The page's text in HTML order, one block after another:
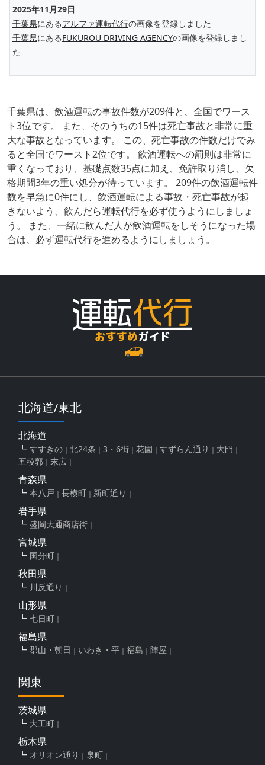
2025年11月29日
千葉県にあるアルファ運転代行の画像を登録しました
千葉県にあるFUKUROU DRIVING AGENCYの画像を登録しまし
た
千葉県は、飲酒運転の事故件数が209件と、全国でワース
ト3位です。 また、そのうちの15件は死亡事故と非常に重
大な事故となっています。 この、死亡事故の件数だけでみ
ると全国でワースト2位です。 飲酒運転への罰則は非常に
重くなっており、基礎点数35点に加え、免許取り消し、欠
格期間3年の重い処分が待っています。 209件の飲酒運転件
数を早急に0件にし、飲酒運転による事故・死亡事故が起
きないよう、飲んだら運転代行を必ず使うようにしましょ
う。 また、一緒に飲んだ人が飲酒運転をしそうになった場
合は、必ず運転代行を進めるようにしましょう。
北海道/東北
北海道
すすきの 北24条 3・6街 花園 すずらん通り
大門
五稜郭
末広
青森県
本八戸 長横町 新町通り
岩手県
盛岡大通商店街
宮城県
国分町
秋田県
川反通り
山形県
七日町
福島県
郡山・朝日 いわき・平 福島 陣屋
関東
茨城県
大工町
栃木県
オリオン通り 泉町